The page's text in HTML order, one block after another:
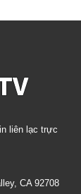
liên lạc trực
CA 92708